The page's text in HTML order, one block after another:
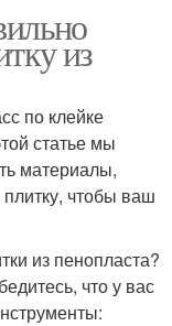
из
по клейке
статье мы
материалы,
плитку, чтобы ваш
из пенопласта?
что у вас